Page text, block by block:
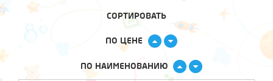
ОПЛАТА
ВАРИАНТЫ
СОТРУДНИЧЕСТВА
СОРТИРОВАТЬ
ПО ЦЕНЕ
ПО НАИМЕНОВАНИЮ